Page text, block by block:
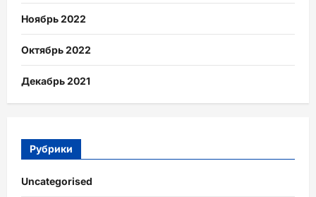
Ноябрь 2022
Октябрь 2022
Декабрь 2021
Рубрики
Uncategorised